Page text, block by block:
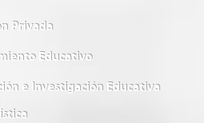
Privada
Educativo
e Investigación Educativa